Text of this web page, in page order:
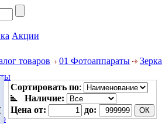
Акции
товаров 01 Фотоаппараты
Сортировать по:
Наличие:
Цена от:
до: